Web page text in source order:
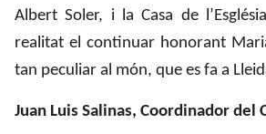
Albert Soler, i la Casa de
realitat el continuar honorant
tan peculiar al món, que es fa a
Juan Luis Salinas, Coordinador del